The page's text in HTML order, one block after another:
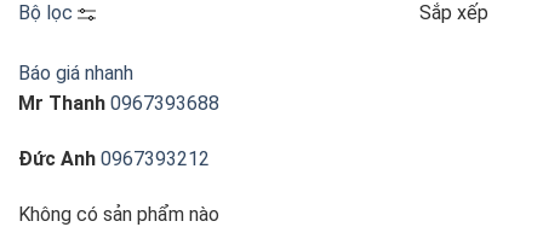
Bộ lọc Sắp xếp
Báo giá nhanh
Mr Thanh 0967393688
Đức Anh 0967393212
Không có sản phẩm nào